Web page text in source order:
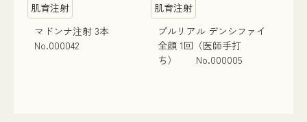
肌育注射
マドンナ注射 3本
No.000042
肌育注射
プルリアル デンシファイ
全顔 1回（医師手打
ち） No.000005